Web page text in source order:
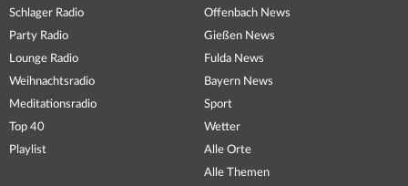
Schlager Radio
Party Radio
Lounge Radio
Weihnachtsradio
Meditationsradio
Top 40
Playlist
Offenbach News
Gießen News
Fulda News
Bayern News
Sport
Wetter
Alle Orte
Alle Themen